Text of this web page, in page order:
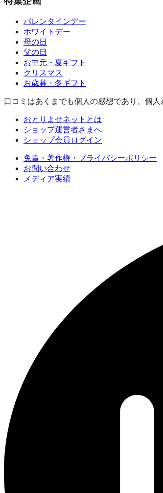
バレンタインデー
ホワイトデー
母の日
父の日
お中元・夏ギフト
クリスマス
お歳暮・冬ギフト
口コミはあくまでも個人の感想であり、個
おとりよせネットとは
ショップ運営者さまへ
ショップ会員ログイン
免責・著作権・プライバシーポリシー
お問い合わせ
メディア実績